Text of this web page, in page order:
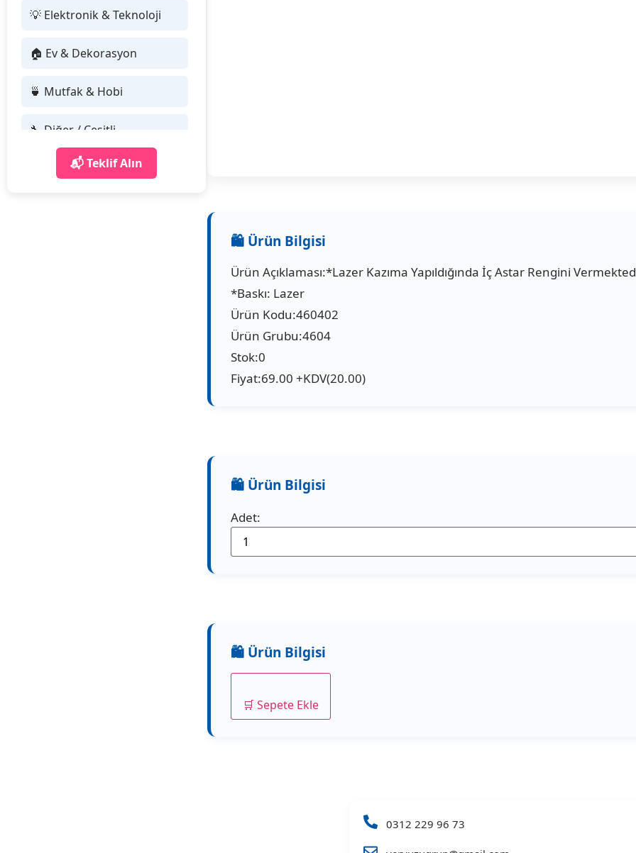
💡 Elektronik & Teknoloji
🏠 Ev & Dekorasyon
🍵 Mutfak & Hobi
🔧 Diğer / Çeşitli
📬 Teklif Alın
Ürün Açıklaması:*Lazer Kazıma Yapıldığında İç Astar Rengini
*Baskı: Lazer
Ürün Kodu:460402
Ürün Grubu:4604
Stok:0
Fiyat:69.00 +KDV(20.00)
Adet:
🛒 Sepete Ekle
0312 229 96 73